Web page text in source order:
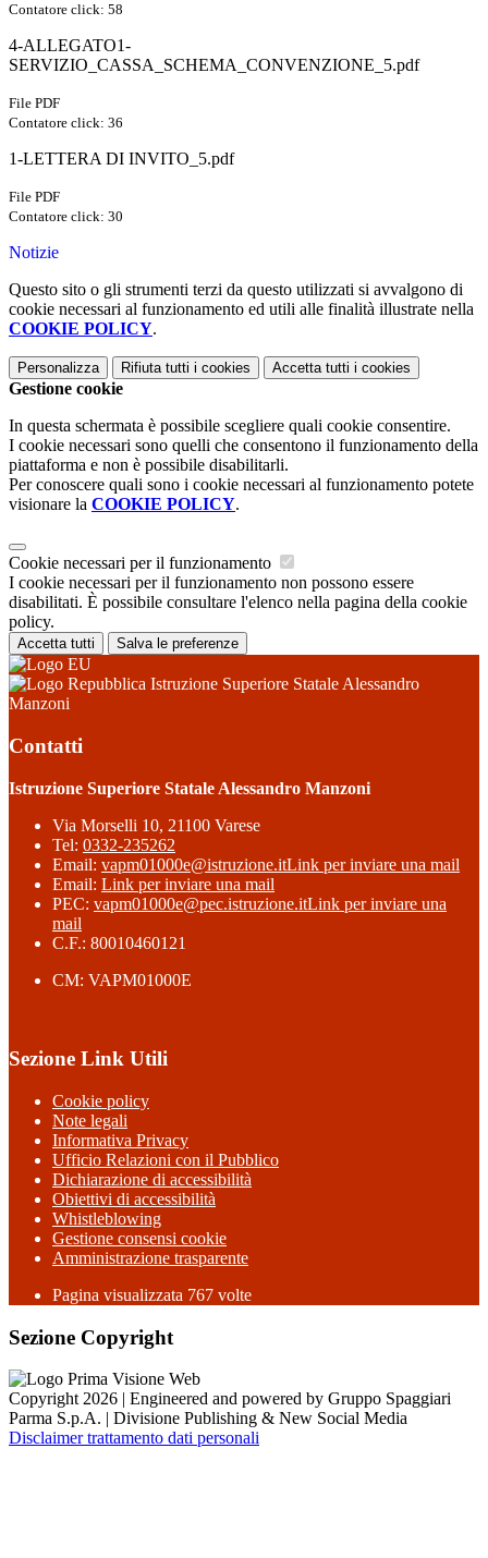
Contatore click: 58
4-ALLEGATO1-
SERVIZIO_CASSA_SCHEMA_CONVENZIONE_5.pdf
File PDF
Contatore click: 36
1-LETTERA DI INVITO_5.pdf
File PDF
Contatore click: 30
Notizie
Questo sito o gli strumenti terzi da questo utilizzati si avvalgono di
cookie necessari al funzionamento ed utili alle finalità illustrate nella
COOKIE POLICY.
Personalizza Rifiuta tutti i cookies Accetta tutti i cookies
Gestione cookie
In questa schermata è possibile scegliere quali cookie consentire.
I cookie necessari sono quelli che consentono il funzionamento della
piattaforma e non è possibile disabilitarli.
Per conoscere quali sono i cookie necessari al funzionamento potete
visionare la COOKIE POLICY.
Cookie necessari per il funzionamento
I cookie necessari per il funzionamento non possono essere
disabilitati. È possibile consultare l'elenco nella pagina della cookie
policy.
Accetta tutti Salva le preferenze
Istruzione Superiore Statale Alessandro
Manzoni
Contatti
Istruzione Superiore Statale Alessandro Manzoni
Via Morselli 10, 21100 Varese
Tel: 0332-235262
Email: vapm01000e@istruzione.itLink per inviare una mail
Email: Link per inviare una mail
PEC: vapm01000e@pec.istruzione.itLink per inviare una
mail
C.F.: 80010460121
CM: VAPM01000E
Sezione Link Utili
Cookie policy
Note legali
Informativa Privacy
Ufficio Relazioni con il Pubblico
Dichiarazione di accessibilità
Obiettivi di accessibilità
Whistleblowing
Gestione consensi cookie
Amministrazione trasparente
Pagina visualizzata 767 volte
Sezione Copyright
Copyright 2026 | Engineered and powered by Gruppo Spaggiari
Parma S.p.A. | Divisione Publishing & New Social Media
Disclaimer trattamento dati personali